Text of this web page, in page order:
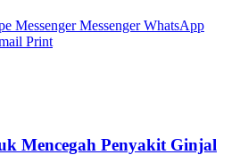
Messenger Messenger WhatsApp
Print
Mencegah Penyakit Ginjal